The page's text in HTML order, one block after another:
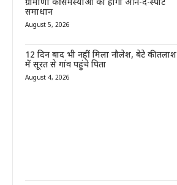
ग्रामीणों की समस्याओं का होगा ऑन-द-स्पॉट
समाधान
August 5, 2026
12 दिन बाद भी नहीं मिला नौलेश, बेटे की तलाश
में सूरत से गांव पहुंचे पिता
August 4, 2026